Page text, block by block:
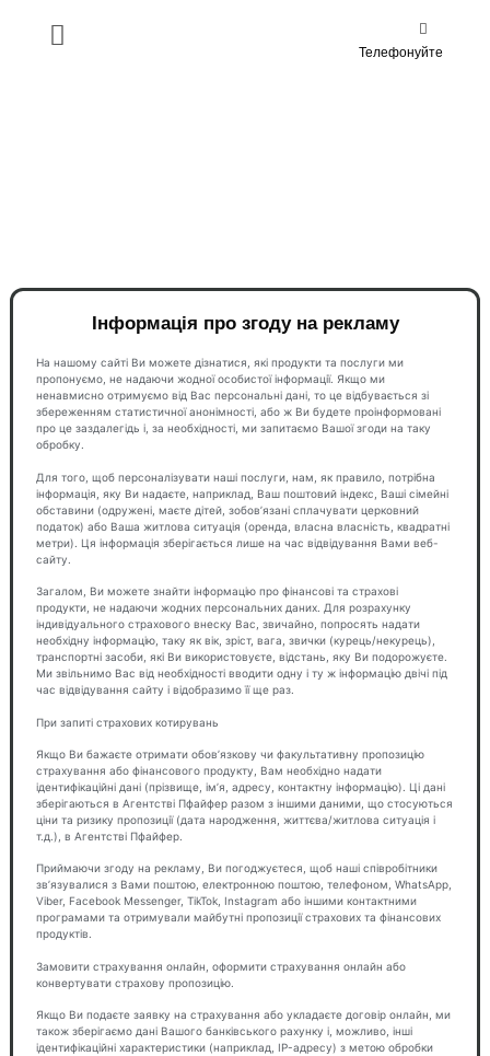
Телефонуйте
Інформація про згоду на рекламу
На нашому сайті Ви можете дізнатися, які продукти та послуги ми
пропонуємо, не надаючи жодної особистої інформації. Якщо ми
ненавмисно отримуємо від Вас персональні дані, то це відбувається зі
збереженням статистичної анонімності, або ж Ви будете проінформовані
про це заздалегідь і, за необхідності, ми запитаємо Вашої згоди на таку
обробку.
Для того, щоб персоналізувати наші послуги, нам, як правило, потрібна
інформація, яку Ви надаєте, наприклад, Ваш поштовий індекс, Ваші сімейні
обставини (одружені, маєте дітей, зобов’язані сплачувати церковний
податок) або Ваша житлова ситуація (оренда, власна власність, квадратні
метри). Ця інформація зберігається лише на час відвідування Вами веб-
сайту.
Загалом, Ви можете знайти інформацію про фінансові та страхові
продукти, не надаючи жодних персональних даних. Для розрахунку
індивідуального страхового внеску Вас, звичайно, попросять надати
необхідну інформацію, таку як вік, зріст, вага, звички (курець/некурець),
транспортні засоби, які Ви використовуєте, відстань, яку Ви подорожуєте.
Ми звільнимо Вас від необхідності вводити одну і ту ж інформацію двічі під
час відвідування сайту і відобразимо її ще раз.
При запиті страхових котирувань
Якщо Ви бажаєте отримати обов’язкову чи факультативну пропозицію
страхування або фінансового продукту, Вам необхідно надати
ідентифікаційні дані (прізвище, ім’я, адресу, контактну інформацію). Ці дані
зберігаються в Агентстві Пфайфер разом з іншими даними, що стосуються
ціни та ризику пропозиції (дата народження, життєва/житлова ситуація і
т.д.), в Агентстві Пфайфер.
Приймаючи згоду на рекламу, Ви погоджуєтеся, щоб наші співробітники
зв’язувалися з Вами поштою, електронною поштою, телефоном, WhatsApp,
Viber, Facebook Messenger, TikTok, Instagram або іншими контактними
програмами та отримували майбутні пропозиції страхових та фінансових
продуктів.
Замовити страхування онлайн, оформити страхування онлайн або
конвертувати страхову пропозицію.
Якщо Ви подаєте заявку на страхування або укладаєте договір онлайн, ми
також зберігаємо дані Вашого банківського рахунку і, можливо, інші
ідентифікаційні характеристики (наприклад, IP-адресу) з метою обробки